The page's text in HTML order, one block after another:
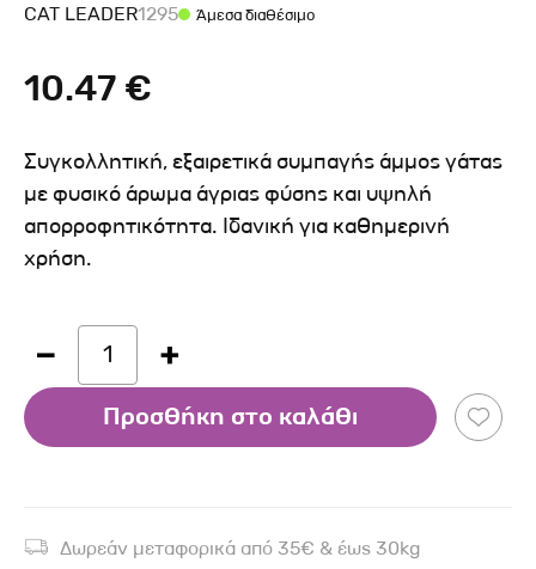
CAT LEADER1295 Άμεσα διαθέσιμο
10.47 €
Συγκολλητική, εξαιρετικά συμπαγής άμμος γάτας
με φυσικό άρωμα άγριας φύσης και υψηλή
απορροφητικότητα. Ιδανική για καθημερινή
χρήση.
1
Προσθήκη στο καλάθι
Δωρεάν μεταφορικά από 35€ & έως 30kg